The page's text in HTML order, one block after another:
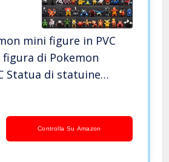
mini figure in PVC
di Pokemon
Statua di statuine
cm
Controlla Su Amazon